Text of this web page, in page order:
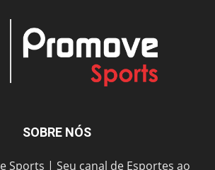
SOBRE NÓS
Sports | Seu canal de Esportes ao